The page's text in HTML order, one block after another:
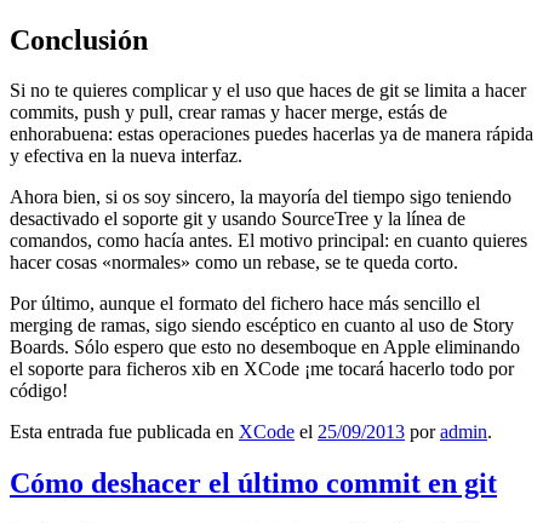
Conclusión
Si no te quieres complicar y el uso que haces de git se limita a hacer
commits, push y pull, crear ramas y hacer merge, estás de
enhorabuena: estas operaciones puedes hacerlas ya de manera rápida
y efectiva en la nueva interfaz.
Ahora bien, si os soy sincero, la mayoría del tiempo sigo teniendo
desactivado el soporte git y usando SourceTree y la línea de
comandos, como hacía antes. El motivo principal: en cuanto quieres
hacer cosas «normales» como un rebase, se te queda corto.
Por último, aunque el formato del fichero hace más sencillo el
merging de ramas, sigo siendo escéptico en cuanto al uso de Story
Boards. Sólo espero que esto no desemboque en Apple eliminando
el soporte para ficheros xib en XCode ¡me tocará hacerlo todo por
código!
Esta entrada fue publicada en XCode el 25/09/2013 poradmin.
Cómo deshacer el último commit en git